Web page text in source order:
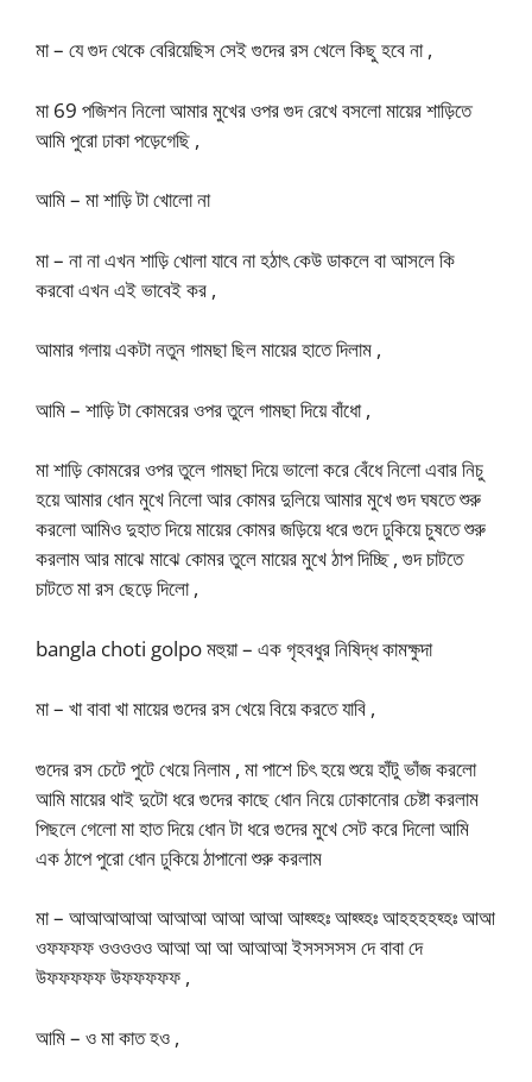
মা – যে গুদ থেকে বেরিয়েছিস সেই গুদের রস খেলে কিছু হবে না ,
মা 69 পজিশন নিলো আমার মুখের ওপর গুদ রেখে বসলো মায়ের শাড়িতে
আমি পুরো ঢাকা পড়েগেছি ,
আমি – মা শাড়ি টা খোলো না
মা – না না এখন শাড়ি খোলা যাবে না হঠাৎ কেউ ডাকলে বা আসলে কি
করবো এখন এই ভাবেই কর ,
আমার গলায় একটা নতুন গামছা ছিল মায়ের হাতে দিলাম ,
আমি – শাড়ি টা কোমরের ওপর তুলে গামছা দিয়ে বাঁধো ,
মা শাড়ি কোমরের ওপর তুলে গামছা দিয়ে ভালো করে বেঁধে নিলো এবার নিচু
হয়ে আমার ধোন মুখে নিলো আর কোমর দুলিয়ে আমার মুখে গুদ ঘষতে শুরু
করলো আমিও দুহাত দিয়ে মায়ের কোমর জড়িয়ে ধরে গুদে ঢুকিয়ে চুষতে শুরু
করলাম আর মাঝে মাঝে কোমর তুলে মায়ের মুখে ঠাপ দিচ্ছি , গুদ চাটতে
চাটতে মা রস ছেড়ে দিলো ,
bangla choti golpo মহুয়া – এক গৃহবধুর নিষিদ্ধ কামক্ষুদা
মা – খা বাবা খা মায়ের গুদের রস খেয়ে বিয়ে করতে যাবি ,
গুদের রস চেটে পুটে খেয়ে নিলাম , মা পাশে চিৎ হয়ে শুয়ে হাঁটু ভাঁজ করলো
আমি মায়ের থাই দুটো ধরে গুদের কাছে ধোন নিয়ে ঢোকানোর চেষ্টা করলাম
পিছলে গেলো মা হাত দিয়ে ধোন টা ধরে গুদের মুখে সেট করে দিলো আমি
এক ঠাপে পুরো ধোন ঢুকিয়ে ঠাপানো শুরু করলাম
মা – আআআআআ আআআ আআ আআ আহ্হ্হঃ আহ্হ্হঃ আহহহহহ্হঃ আআ
ওফফফফ ওওওওও আআ আ আ আআআ ইসসসসস দে বাবা দে
উফফফফফ উফফফফফ ,
আমি – ও মা কাত হও ,